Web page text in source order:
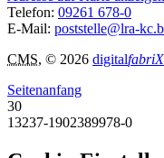
Telefon: 09261 678-0
E-Mail: poststelle@lra-
CMS, © 2026 digitalfabriX
Seitenanfang
30
13237-1902389978-0